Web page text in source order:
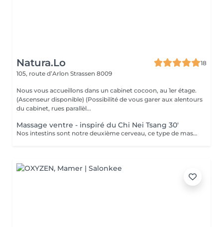
Natura.Lo
18
105, route d’Arlon Strassen 8009
Nous vous accueillons dans un cabinet cocoon, au 1er étage.
(Ascenseur disponible) (Possibilité de vous garer aux alentours
du cabinet, rues parallèl...
Massage ventre - inspiré du Chi Nei Tsang 30'
Nos intestins sont notre deuxième cerveau, ce type de massage réorganise et redynamise vos organes. Moment de reconnexion avec soi. (Ne convient pas aux femmes enceintes, ni aux personnes ayant reçu une opération récente au niveau digestif) Chèque cadeau disponible (Montant de votre choix, celui-ci est à indiquer lors de votre demande)